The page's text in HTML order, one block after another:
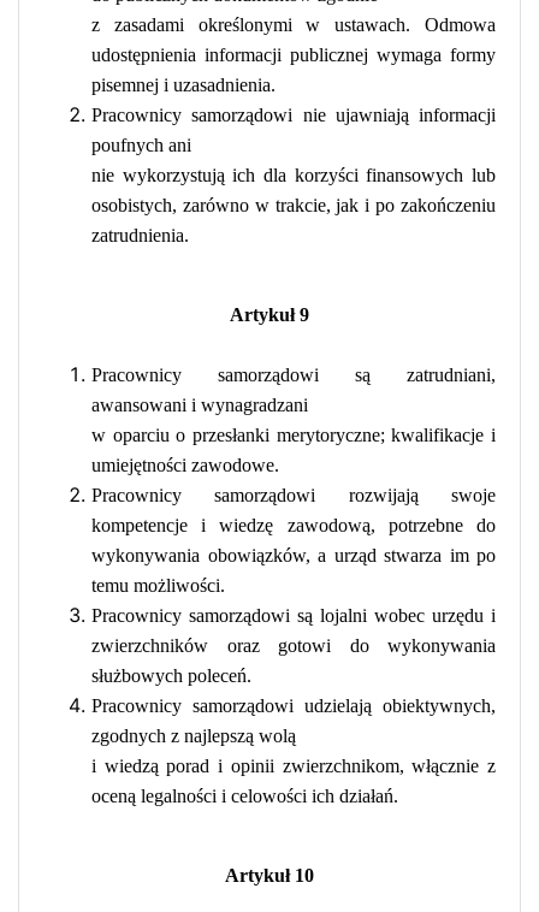
z zasadami określonymi w ustawach. Odmowa
udostępnienia informacji publicznej wymaga formy
pisemnej i uzasadnienia.
Pracownicy samorządowi nie ujawniają informacji
poufnych ani
nie wykorzystują ich dla korzyści finansowych lub
osobistych, zarówno w trakcie, jak i po zakończeniu
zatrudnienia.
Artykuł 9
Pracownicy samorządowi są zatrudniani,
awansowani i wynagradzani
w oparciu o przesłanki merytoryczne; kwalifikacje i
umiejętności zawodowe.
Pracownicy samorządowi rozwijają swoje
kompetencje i wiedzę zawodową, potrzebne do
wykonywania obowiązków, a urząd stwarza im po
temu możliwości.
Pracownicy samorządowi są lojalni wobec urzędu i
zwierzchników oraz gotowi do wykonywania
służbowych poleceń.
Pracownicy samorządowi udzielają obiektywnych,
zgodnych z najlepszą wolą
i wiedzą porad i opinii zwierzchnikom, włącznie z
oceną legalności i celowości ich działań.
Artykuł 10